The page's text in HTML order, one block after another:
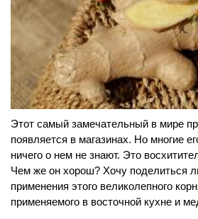
Этот самый замечательный в мире
появляется в магазинах. Но многие
ничего о нем не знают. Это
Чем же он хорош? Хочу поделиться
применения этого великолепного
применяемого в восточной кухне и